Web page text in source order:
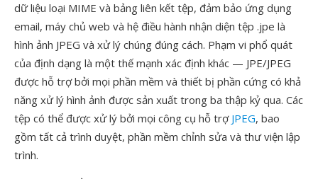
dữ liệu loại MIME và bảng liên kết tệp, đảm bảo ứng dụng
email, máy chủ web và hệ điều hành nhận diện tệp .jpe là
hình ảnh JPEG và xử lý chúng đúng cách. Phạm vi phổ quát
của định dạng là một thế mạnh xác định khác — JPE/JPEG
được hỗ trợ bởi mọi phần mềm và thiết bị phần cứng có khả
năng xử lý hình ảnh được sản xuất trong ba thập kỷ qua. Các
tệp có thể được xử lý bởi mọi công cụ hỗ trợ JPEG, bao
gồm tất cả trình duyệt, phần mềm chỉnh sửa và thư viện lập
trình.